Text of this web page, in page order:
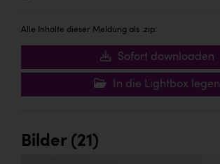
Alle Inhalte dieser Meldung als .zip:
Sofort downloaden
In die Lightbox legen
Bilder (21)